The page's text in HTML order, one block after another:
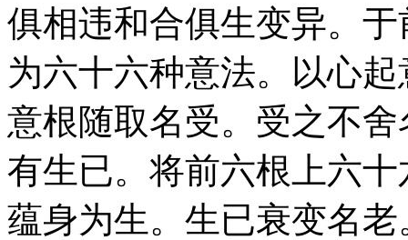
俱相违和合俱生变异。
为六十六种意法。以心
意根随取名受。受之不
有生已。将前六根上六
蕴身为生。生已衰变名